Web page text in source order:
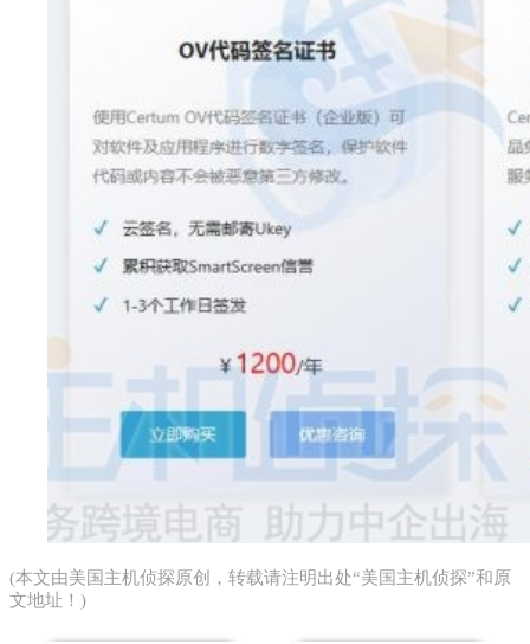
(本文由美国主机侦探原创，转载请注明出处“美国主机侦探”和原
文地址！)